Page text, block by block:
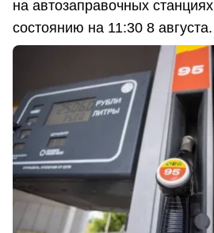
на автозаправочных
состоянию на 11:30 8 августа.